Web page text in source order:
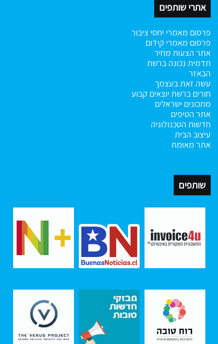
אתרי שותפים
פרסום מאמרי יחסי ציבור
פרסום מאמרי קידום
אתר הצעות מחיר
תדמית נכונה ברשת
הבאזר
עשה זאת בעצמך
חורים ברשת יוצאים קבוע
מתכונים ישראלים
אתר הטיפים
חדשות הטכנולוגיה
עיצוב הבית
אתר מאומת
שותפים